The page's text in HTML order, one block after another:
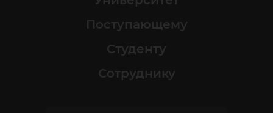
Поступающему
Студенту
Сотруднику